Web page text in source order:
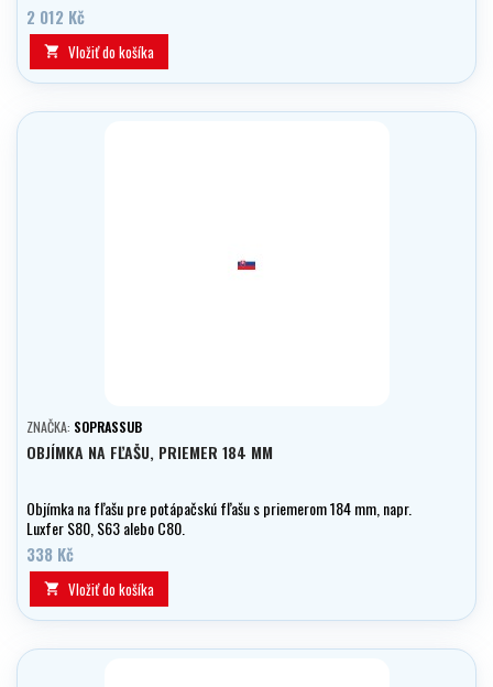
2 012 Kč
 Vložiť do košíka
ZNAČKA: SOPRASSUB
OBJÍMKA NA FĽAŠU, PRIEMER 184 MM
Objímka na fľašu pre potápačskú fľašu s priemerom 184 mm, napr.
Luxfer S80, S63 alebo C80.
338 Kč
 Vložiť do košíka